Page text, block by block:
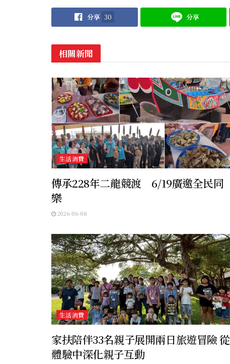
分享 30 分享
相關新聞
生活消費
傳承228年二龍競渡 6/19廣邀全民同
樂
2026-06-08
生活消費
家扶陪伴33名親子展開兩日旅遊冒險 從
體驗中深化親子互動